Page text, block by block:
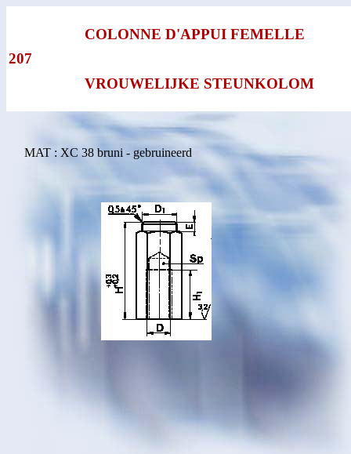
207
COLONNE D'APPUI FEMELLE
VROUWELIJKE STEUNKOLOM
MAT : XC 38 bruni - gebruineerd